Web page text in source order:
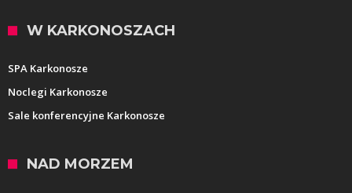
W KARKONOSZACH
SPA Karkonosze
Noclegi Karkonosze
Sale konferencyjne Karkonosze
NAD MORZEM